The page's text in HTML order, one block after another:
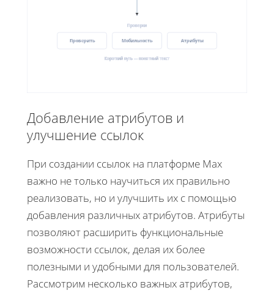
Проверки
Проверить Мобильность Атрибуты
Короткий путь — понятный текст
Добавление атрибутов и
улучшение ссылок
При создании ссылок на платформе Max
важно не только научиться их правильно
реализовать, но и улучшить их с помощью
добавления различных атрибутов. Атрибуты
позволяют расширить функциональные
возможности ссылок, делая их более
полезными и удобными для пользователей.
Рассмотрим несколько важных атрибутов,